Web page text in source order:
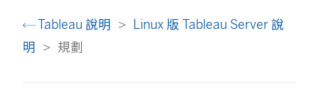
Tableau 說明
Linux 版 Tableau Server 說
明
規劃